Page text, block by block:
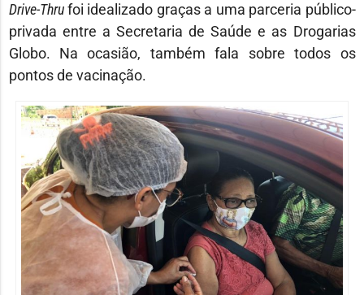
Drive-Thrufoi idealizado graças a uma parceria público-
privada entre a Secretaria de Saúde e as Drogarias
Globo. Na ocasião, também fala sobre todos os
pontos de vacinação.